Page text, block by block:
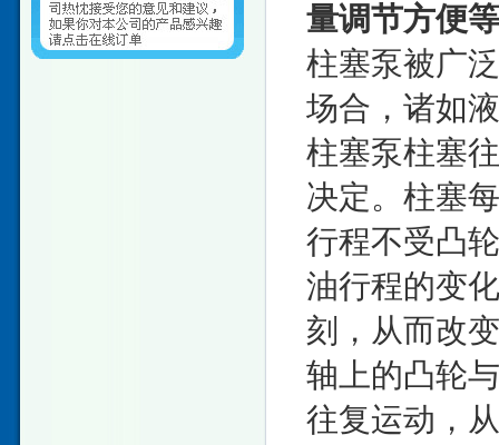
量调节方便
柱塞泵被广
场合，诸如
柱塞泵柱塞
决定。柱塞
行程不受凸
油行程的变
刻，从而改
轴上的凸轮
往复运动，